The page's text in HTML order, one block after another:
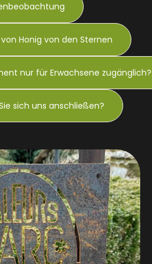
Honig von den Sternen
nur für Erwachsene zugänglich?
sich uns anschließen?